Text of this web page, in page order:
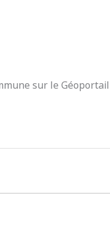
sur le Géoportail